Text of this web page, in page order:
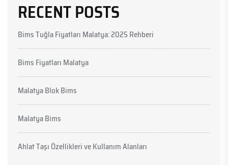
RECENT POSTS
Bims Tuğla Fiyatları Malatya: 2025 Rehberi
Bims Fiyatları Malatya
Malatya Blok Bims
Malatya Bims
Ahlat Taşı Özellikleri ve Kullanım Alanları